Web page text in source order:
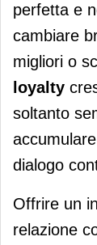
perfetta e
cambiare
migliori o
loyalty
soltanto
dialogo
Offrire un
relazione